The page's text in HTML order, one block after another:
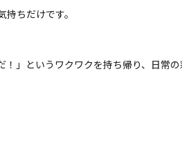
ちだけです。
！」というワクワクを持ち帰り、日常